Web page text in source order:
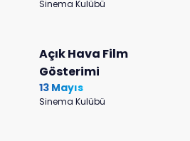
Sinema Kulübü
Açık Hava Film
Gösterimi
13 Mayıs
Sinema Kulübü